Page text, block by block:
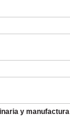
y manufactura